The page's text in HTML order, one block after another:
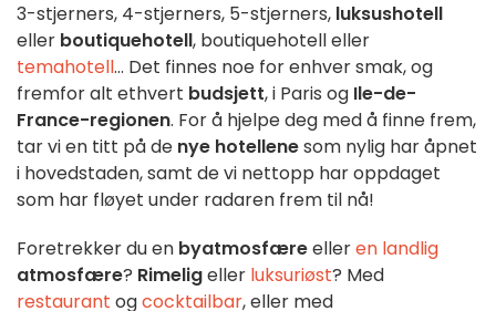
3-stjerners, 4-stjerners, 5-stjerners, luksushotell
eller boutiquehotell, boutiquehotell eller
temahotell... Det finnes noe for enhver smak, og
fremfor alt ethvert budsjett, i Paris og Ile-de-
France-regionen. For å hjelpe deg med å finne frem,
tar vi en titt på de nye hotellenesom nylig har åpnet
i hovedstaden, samt de vi nettopp har oppdaget
som har fløyet under radaren frem til nå!
Foretrekker du en byatmosfæreelleren landlig
atmosfære? Rimeligeller luksuriøst? Med
restaurant ogcocktailbar, eller med